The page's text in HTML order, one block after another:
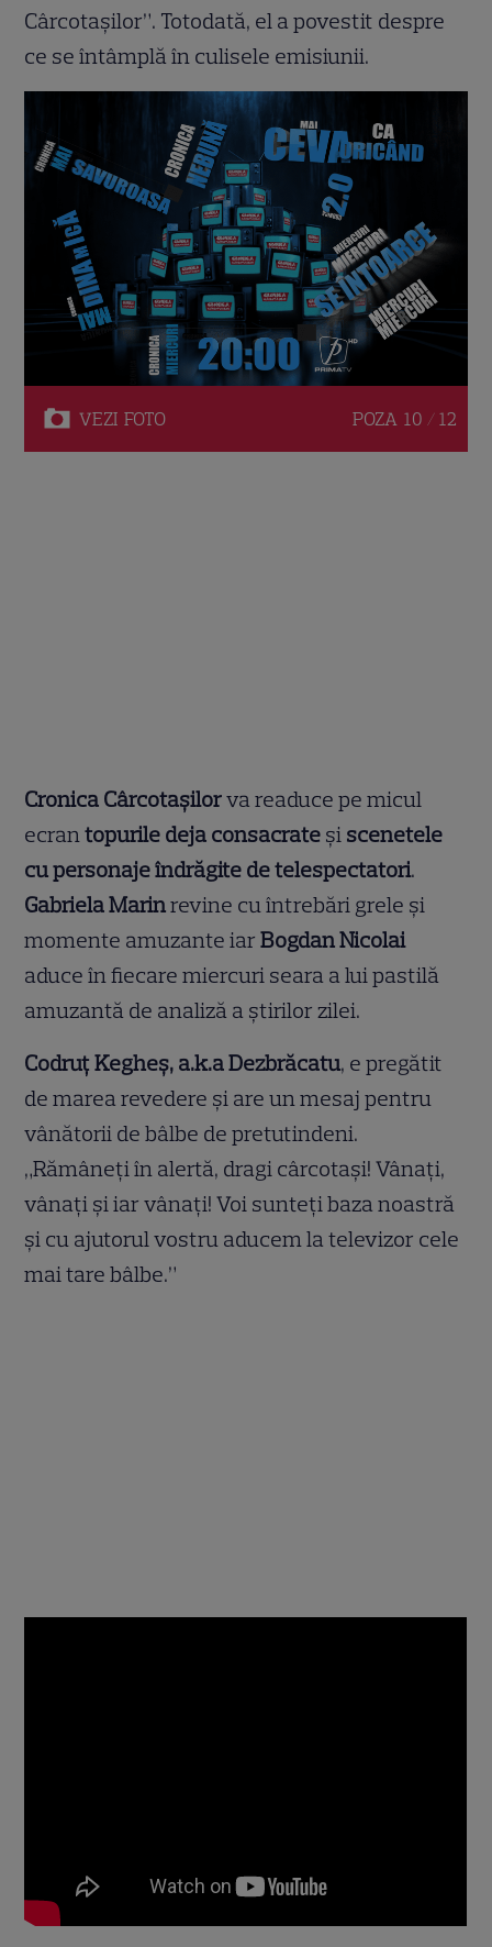
Cârcotașilor”. Totodată, el a povestit despre
ce se întâmplă în culisele emisiunii.
VEZI FOTO POZA 10 / 12
Cronica Cârcotașilorva readuce pe micul
ecrantopurile deja consacrate și scenetele
cu personaje îndrăgite de telespectatori.
Gabriela Marinrevine cu întrebări grele și
momente amuzante iarBogdan Nicolai
aduce în fiecare miercuri seara a lui pastilă
amuzantă de analiză a știrilor zilei.
Codruț Kegheș, a.k.a Dezbrăcatu, e pregătit
de marea revedere și are un mesaj pentru
vânătorii de bâlbe de pretutindeni.
„Rămâneți în alertă, dragi cârcotași! Vânați,
vânați și iar vânați! Voi sunteți baza noastră
și cu ajutorul vostru aducem la televizor cele
mai tare bâlbe.”